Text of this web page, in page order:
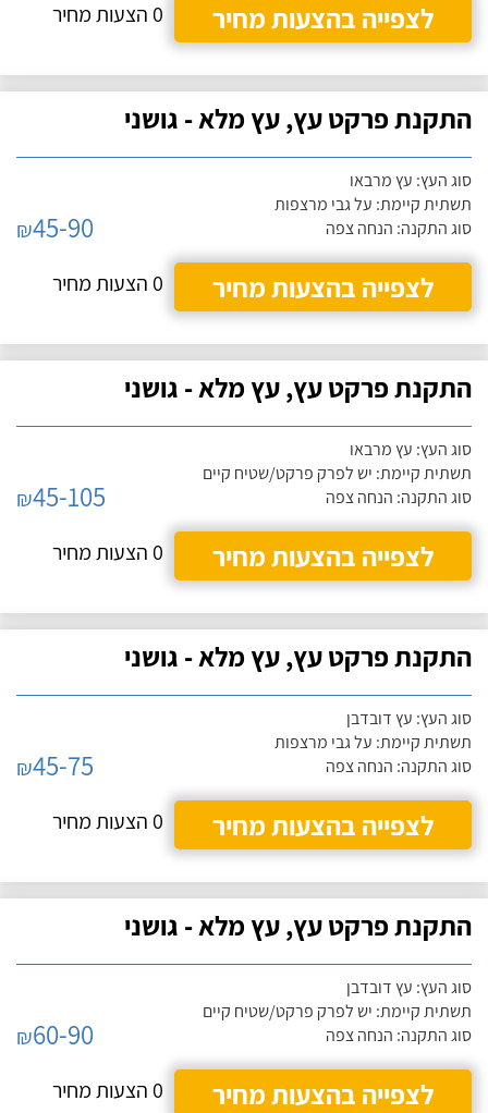
לצפייה בהצעות מחיר 0 הצעות מחיר
התקנת פרקט עץ, עץ מלא - גושני
סוג העץ: עץ מרבאו
תשתית קיימת: על גבי מרצפות
סוג התקנה: הנחה צפה
₪45-90
לצפייה בהצעות מחיר
0 הצעות מחיר
התקנת פרקט עץ, עץ מלא - גושני
סוג העץ: עץ מרבאו
תשתית קיימת: יש לפרק פרקט/שטיח קיים
סוג התקנה: הנחה צפה
₪45-105
לצפייה בהצעות מחיר
0 הצעות מחיר
התקנת פרקט עץ, עץ מלא - גושני
סוג העץ: עץ דובדבן
תשתית קיימת: על גבי מרצפות
סוג התקנה: הנחה צפה
₪45-75
לצפייה בהצעות מחיר
0 הצעות מחיר
התקנת פרקט עץ, עץ מלא - גושני
סוג העץ: עץ דובדבן
תשתית קיימת: יש לפרק פרקט/שטיח קיים
סוג התקנה: הנחה צפה
₪60-90
לצפייה בהצעות מחיר
0 הצעות מחיר